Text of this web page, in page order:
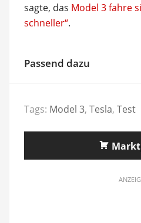
sagte, das Model 3 fahre
schneller“.
Passend dazu
Tags: Model 3, Tesla, Test